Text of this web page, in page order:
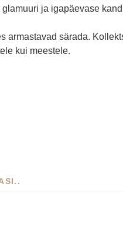
ja igapäevase
särada.
kui meestele.